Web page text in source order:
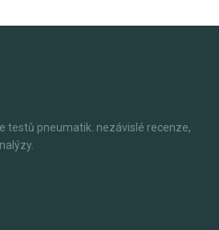
testů pneumatik. nezávislé recenze,